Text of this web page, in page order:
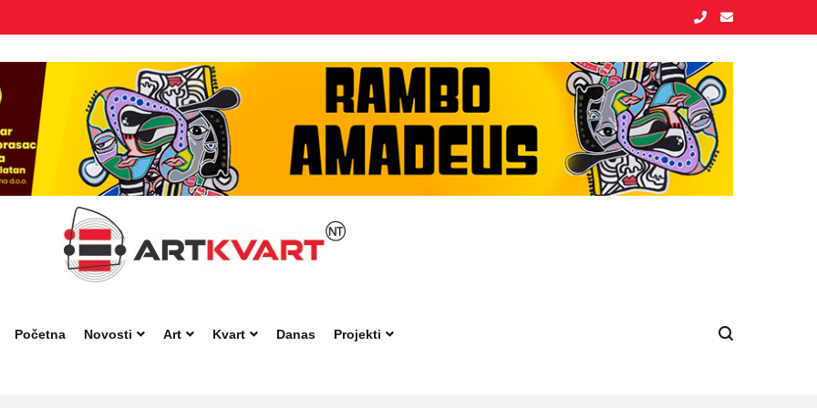
Početna
Novosti Art Kvart Danas Projekti